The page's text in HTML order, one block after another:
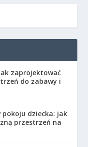
zaprojektować
do zabawy i
dziecka: jak
przestrzeń na